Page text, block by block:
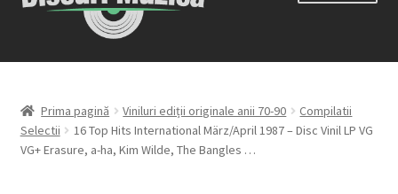
Viniluri ediții originale anii 70-90
CD-uri originale
Contact
Prima pagină Viniluri ediții originale anii 70-90
Compilatii
Selectii
16 Top Hits International März/April 1987 – Disc Vinil LP VG
VG+ Erasure, a-ha, Kim Wilde, The Bangles …